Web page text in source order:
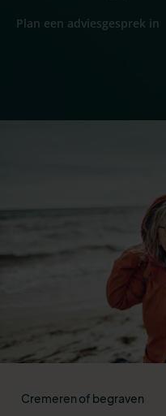
Plan een adviesgesprek in
Cremeren of begraven